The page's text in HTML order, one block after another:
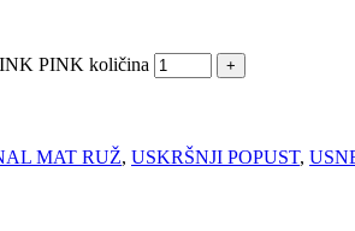
PINK količina
MAT RUŽ, USKRŠNJI POPUST,